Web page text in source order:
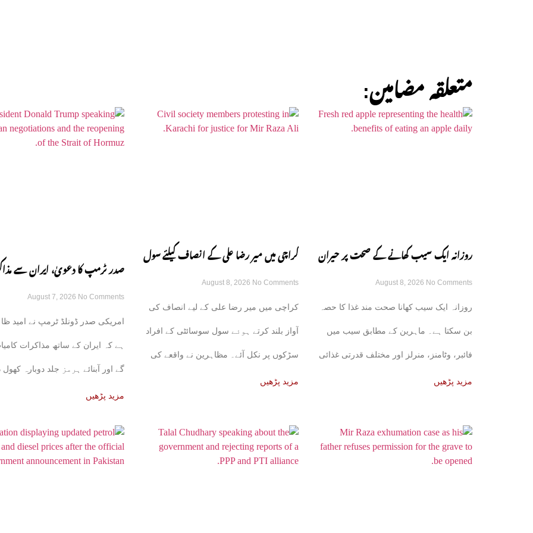
:متعلقہ مضامین
روزانہ ایک سیب کھانے کے صحت پر حیران
کن فوائد، ماہرین نے بتا دیے
August 8, 2026 No Comments
روزانہ ایک سیب کھانا صحت مند غذا کا حصہ
بن سکتا ہے۔ ماہرین کے مطابق سیب میں
فائبر، وٹامنز، منرلز اور مختلف قدرتی غذائی
مزید پڑھیں
کراچی میں میر رضا علی کے انصاف کیلئے سول
سوسائٹی سڑکوں پر آ گئی
August 8, 2026 No Comments
کراچی میں میر رضا علی کے لیے انصاف کی
آواز بلند کرتے ہوئے سول سوسائٹی کے افراد
سڑکوں پر نکل آئے۔ مظاہرین نے واقعے کی
مزید پڑھیں
صدر ٹرمپ کا دعویٰ، ایران سے
کامیاب ہوں گے، آبنائے ہرمز جلد
August 7, 2026 No Comments
امریکی صدر ڈونلڈ ٹرمپ نے امید
ہے کہ ایران کے ساتھ مذاکرات
گے اور آبنائے ہرمز جلد دوبارہ
مزید پڑھیں